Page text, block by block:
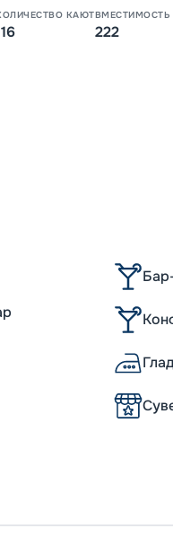
КАЮТВМЕСТИМОСТЬ
222